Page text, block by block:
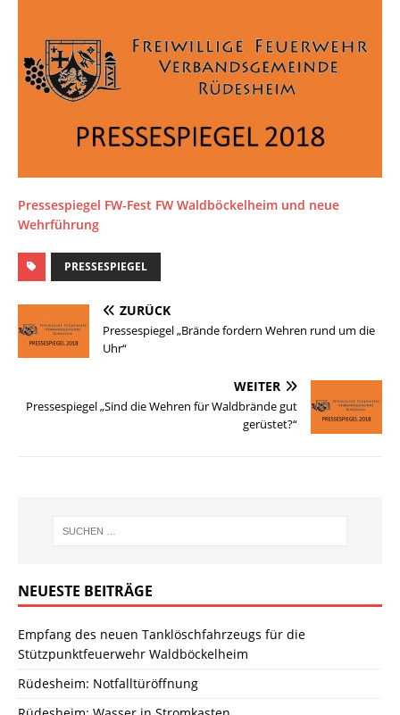
Pressespiegel FW-Fest FW Waldböckelheim und neue
Wehrführung
PRESSESPIEGEL
ZURÜCK
Pressespiegel „Brände fordern Wehren rund um die
Uhr“
WEITER
Pressespiegel „Sind die Wehren für Waldbrände gut
gerüstet?“
NEUESTE BEITRÄGE
Empfang des neuen Tanklöschfahrzeugs für die
Stützpunktfeuerwehr Waldböckelheim
Rüdesheim: Notfalltüröffnung